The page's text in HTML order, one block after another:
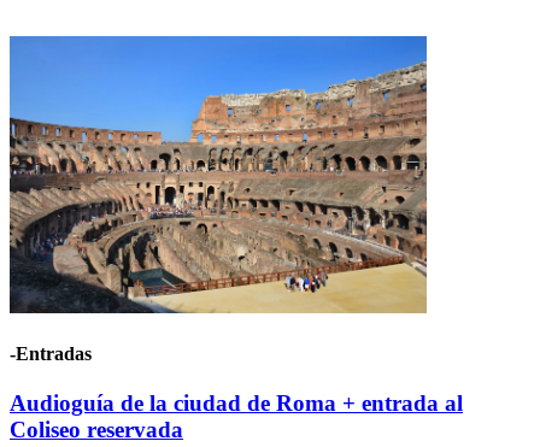
-Entradas
Audioguía de la ciudad de Roma + entrada al
Coliseo reservada